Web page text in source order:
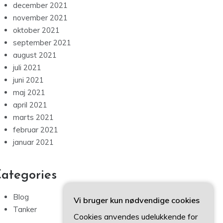
december 2021
november 2021
oktober 2021
september 2021
august 2021
juli 2021
juni 2021
maj 2021
april 2021
marts 2021
februar 2021
januar 2021
Blog
Tanker
Vi bruger kun nødvendige cookies
Cookies anvendes udelukkende for